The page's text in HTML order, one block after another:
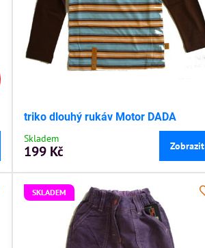
triko dlouhý rukáv Motor DADA
Skladem
199 Kč Zobrazit
SKLADEM